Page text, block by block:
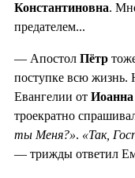
Константиновна.
предателем...
— Апостол Пётр
поступке всю жизнь.
Евангелии от Иоанна
троекратно
ты Меня?». «Так,
— трижды ответил